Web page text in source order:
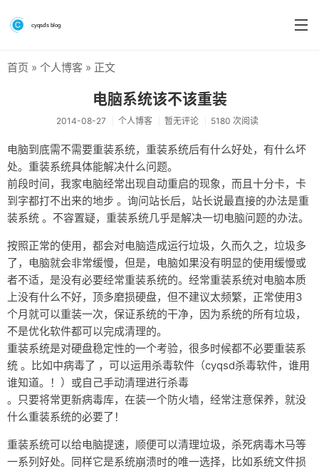
分类
硬件测评
软件
折腾
手机
前端
个人博客
资料仓库
废话
关于
首页 » 个人博客 » 正文
电脑系统该不该重装
2014-08-27 个人博客 暂无评论 5180 次阅读
电脑到底需不需要重装系统，重装系统后有什么好处，有什么坏
处。重装系统具体能解决什么问题。
前段时间，我家电脑经常出现自动重启的现象，而且十分卡，卡
到字都打不出来的地步 。询问站长后，站长说最直接的办法是重
装系统 。不容置疑，重装系统几乎是解决一切电脑问题的办法。
按照正常的使用，都会对电脑造成运行垃圾，久而久之，垃圾多
了，电脑就会非常缓慢，但是，电脑如果没有明显的使用缓慢或
者不适，是没有必要经常重装系统的。经常重装系统对电脑本质
上没有什么不好，顶多磨损硬盘，但不建议太频繁，正常使用3
个月就可以重装一次，保证系统的干净，因为系统的所有垃圾，
不是优化软件都可以完成清理的。
重装系统是对硬盘稳定性的一个考验，很多时候都不必要重装系
统 。比如中病毒了 ，可以运用杀毒软件（cyqsd杀毒软件，谁用
谁知道。！）或自己手动清理进行杀毒
。只要将常更新病毒库，在装一个防火墙，经常注意保养，就没
什么重装系统的必要了！
重装系统可以给电脑提速，顺便可以清理垃圾，杀死病毒木马等
一系列好处。同样它是系统崩溃时的唯一选择，比如系统文件损